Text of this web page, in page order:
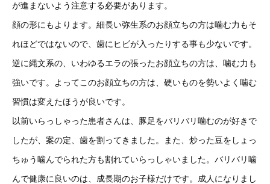
が進まないよう注意する必要があります。
顔の形にもよります。細長い弥生系のお顔立ちの方は噛む力もそ
れほどではないので、歯にヒビが入ったりする事も少ないです。
逆に縄文系の、いわゆるエラの張ったお顔立ちの方は、噛む力も
強いです。よってこのお顔立ちの方は、硬いものを勢いよく噛む
習慣は変えたほうが良いです。
以前いらっしゃった患者さんは、豚足をバリバリ噛むのが好きで
したが、案の定、歯を割ってきました。また、炒った豆をしょっ
ちゅう噛んでられた方も割れていらっしゃいました。バリバリ噛
んで健康に良いのは、成長期のお子様だけです。成人になりまし